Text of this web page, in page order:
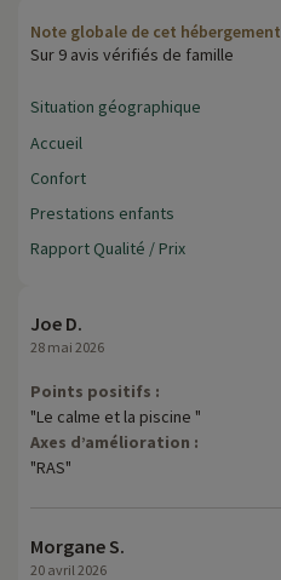
Note globale de cet hébergement
Sur 9 avis vérifiés de famille
Situation géographique
Accueil
Confort
Prestations enfants
Rapport Qualité / Prix
Joe D.
28 mai 2026
Points positifs :
"Le calme et la piscine "
Axes d’amélioration :
"RAS"
Morgane S.
20 avril 2026